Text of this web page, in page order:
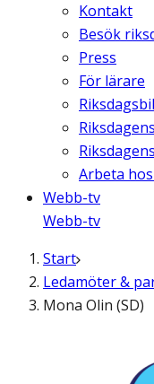
Kontakt
Besök
Press
För lärare
Arbeta
Webb-tv
Webb-tv
Start
Ledamöter &
Mona Olin (SD)